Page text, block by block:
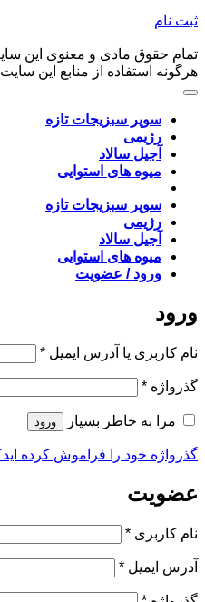
ثبت نام
تمام حقوق مادی و معنوی این
هرگونه استفاده از منابع این
سوپر سبزیجات تازه
رژیمی
آجیل سالاد
میوه های استوایی
سوپر سبزیجات تازه
رژیمی
آجیل سالاد
میوه های استوایی
ورود / عضویت
ورود
نام کاربری یا آدرس ایمیل *الزامی
گذرواژه *الزامی
مرا به خاطر بسپار ورود
گذرواژه خود را فراموش کرده
عضویت
نام کاربری *الزامی
آدرس ایمیل *الزامی